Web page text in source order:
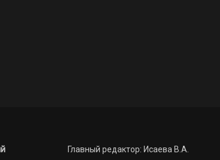
Главный редактор: Исаева В.А.